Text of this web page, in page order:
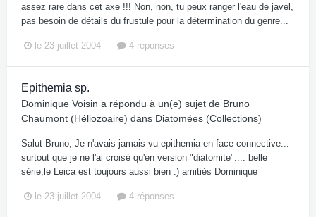
assez rare dans cet axe !!! Non, non, tu peux ranger l'eau de javel,
pas besoin de détails du frustule pour la détermination du genre...
le 23 juillet 2004 4 réponses
Epithemia sp.
Dominique Voisin a répondu à un(e) sujet de Bruno
Chaumont (Héliozoaire) dans Diatomées (Collections)
Salut Bruno, Je n'avais jamais vu epithemia en face connective...
surtout que je ne l'ai croisé qu'en version "diatomite".... belle
série,le Leica est toujours aussi bien :) amitiés Dominique
le 23 juillet 2004 4 réponses